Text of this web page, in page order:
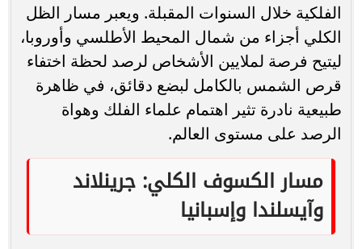
الفلكية خلال السنوات المقبلة. ويعبر مسار الظل
الكلي أجزاء من شمال المحيط الأطلسي وأوروبا،
ليتيح فرصة لملايين الأشخاص لرصد لحظة اختفاء
قرص الشمس بالكامل لبضع دقائق، في ظاهرة
طبيعية نادرة تثير اهتمام علماء الفلك وهواة
الرصد على مستوى العالم.
مسار الكسوف الكلي: جرينلاند
وآيسلندا وإسبانيا